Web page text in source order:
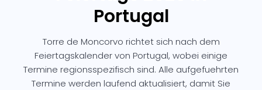
Portugal
Torre de Moncorvo richtet sich nach dem
Feiertagskalender von Portugal, wobei einige
Termine regionsspezifisch sind. Alle aufgefuehrten
Termine werden laufend aktualisiert, damit Sie